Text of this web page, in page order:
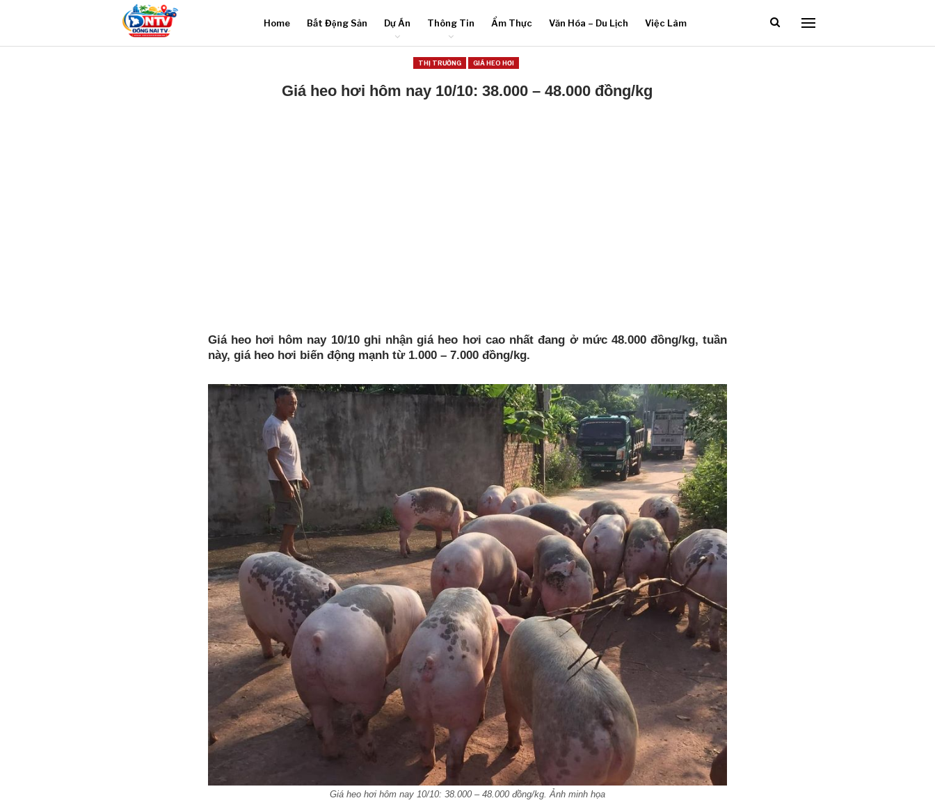
Home Bất Động Sản Dự Án Thông Tin Ẩm Thực Văn Hóa – Du Lịch Việc Làm
THỊ TRƯỜNG GIÁ HEO HƠI
Giá heo hơi hôm nay 10/10: 38.000 – 48.000 đồng/kg
Giá heo hơi hôm nay 10/10 ghi nhận giá heo hơi cao nhất đang ở mức 48.000 đồng/kg, tuần
này, giá heo hơi biến động mạnh từ 1.000 – 7.000 đồng/kg.
Giá heo hơi hôm nay 10/10: 38.000 – 48.000 đồng/kg. Ảnh minh họa